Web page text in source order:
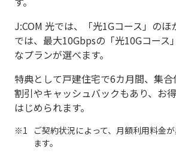
J:COM 光では、「光1Gコース」の
では、最大10Gbpsの「光10Gコース
なプランが選べます。
特典として戸建住宅で6カ月間、集合
割引やキャッシュバックもあり、お
はじめられます。
ご契約状況によって、月額利用料金
ます。